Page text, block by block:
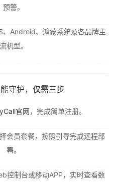
预警。
、Android、鸿蒙系统及各品牌主
流机型。
守护，仅需三步
官网，完成简单注册。
会员套餐，按照引导完成远程部
署。
控制台或移动APP，实时查看数